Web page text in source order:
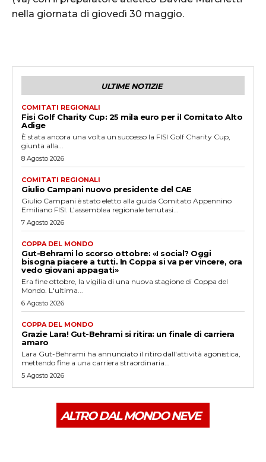
nella giornata di giovedì 30 maggio.
ULTIME NOTIZIE
COMITATI REGIONALI
Fisi Golf Charity Cup: 25 mila euro per il Comitato Alto
Adige
È stata ancora una volta un successo la FISI Golf Charity Cup,
giunta alla...
8 Agosto 2026
COMITATI REGIONALI
Giulio Campani nuovo presidente del CAE
Giulio Campani è stato eletto alla guida Comitato Appennino
Emiliano FISI. L’assemblea regionale tenutasi...
7 Agosto 2026
COPPA DEL MONDO
Gut-Behrami lo scorso ottobre: «I social? Oggi
bisogna piacere a tutti. In Coppa si va per vincere, ora
vedo giovani appagati»
Era fine ottobre, la vigilia di una nuova stagione di Coppa del
Mondo. L'ultima...
6 Agosto 2026
COPPA DEL MONDO
Grazie Lara! Gut-Behrami si ritira: un finale di carriera
amaro
Lara Gut-Behrami ha annunciato il ritiro dall'attività agonistica,
mettendo fine a una carriera straordinaria...
5 Agosto 2026
ALTRO DAL MONDO NEVE